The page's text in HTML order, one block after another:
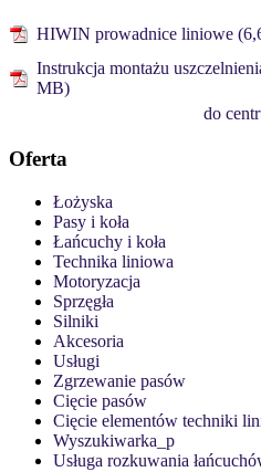
HIWIN prowadnice liniowe
Instrukcja montażu
MB)
do
Oferta
Łożyska
Pasy i koła
Łańcuchy i koła
Technika liniowa
Motoryzacja
Sprzęgła
Silniki
Akcesoria
Usługi
Zgrzewanie pasów
Cięcie pasów
Cięcie elementów techniki
Wyszukiwarka_p
Usługa rozkuwania